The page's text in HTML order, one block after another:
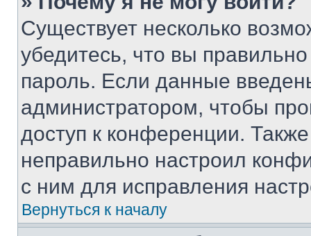
Существует несколько
убедитесь, что вы
пароль. Если данные
администратором, чтобы
доступ к конференции.
неправильно настроил
с ним для исправления
Вернуться к началу